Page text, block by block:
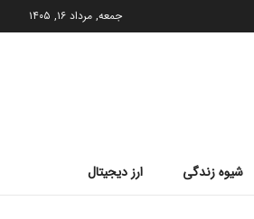
جمعه, مرداد ۱۶, ۱۴۰۵
شیوه زندگی ارز دیجیتال